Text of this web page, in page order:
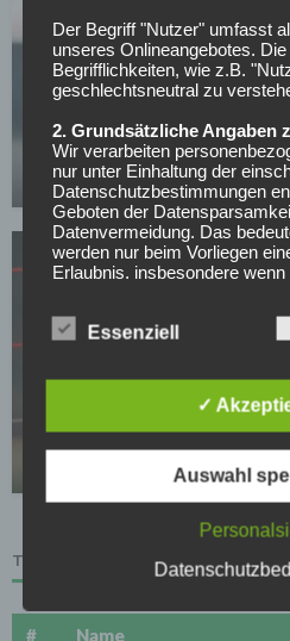
SV WERDER BREMEN
Werder Bremens Top-
Kaufoption aber noch zu
23.04.2026
Verlässt Fortuna-Kapitän
TABELLE
# Name
Der Begriff "Nutzer" umfasst
unseres Onlineangebotes.
Begrifflichkeiten, wie z.B.
geschlechtsneutral zu
2. Grundsätzliche Angaben
Wir verarbeiten
nur unter Einhaltung der
Datenschutzbestimmungen
Geboten der
Datenvermeidung. Das
werden nur beim Vorliegen
Erlaubnis, insbesondere
Online-Services erforderlich,
vorgeschrieben sind oder
Wir treffen organisatorische,
technische
Stand der Technik, um sicher
Vorschriften der
werden und um damit die
Zugriff unberechtigter
Sofern im Rahmen dieser
Anbietern (nachfolgend
"Dritt-Anbieter") eingesetzt
Essenziell
✓
Auswahl